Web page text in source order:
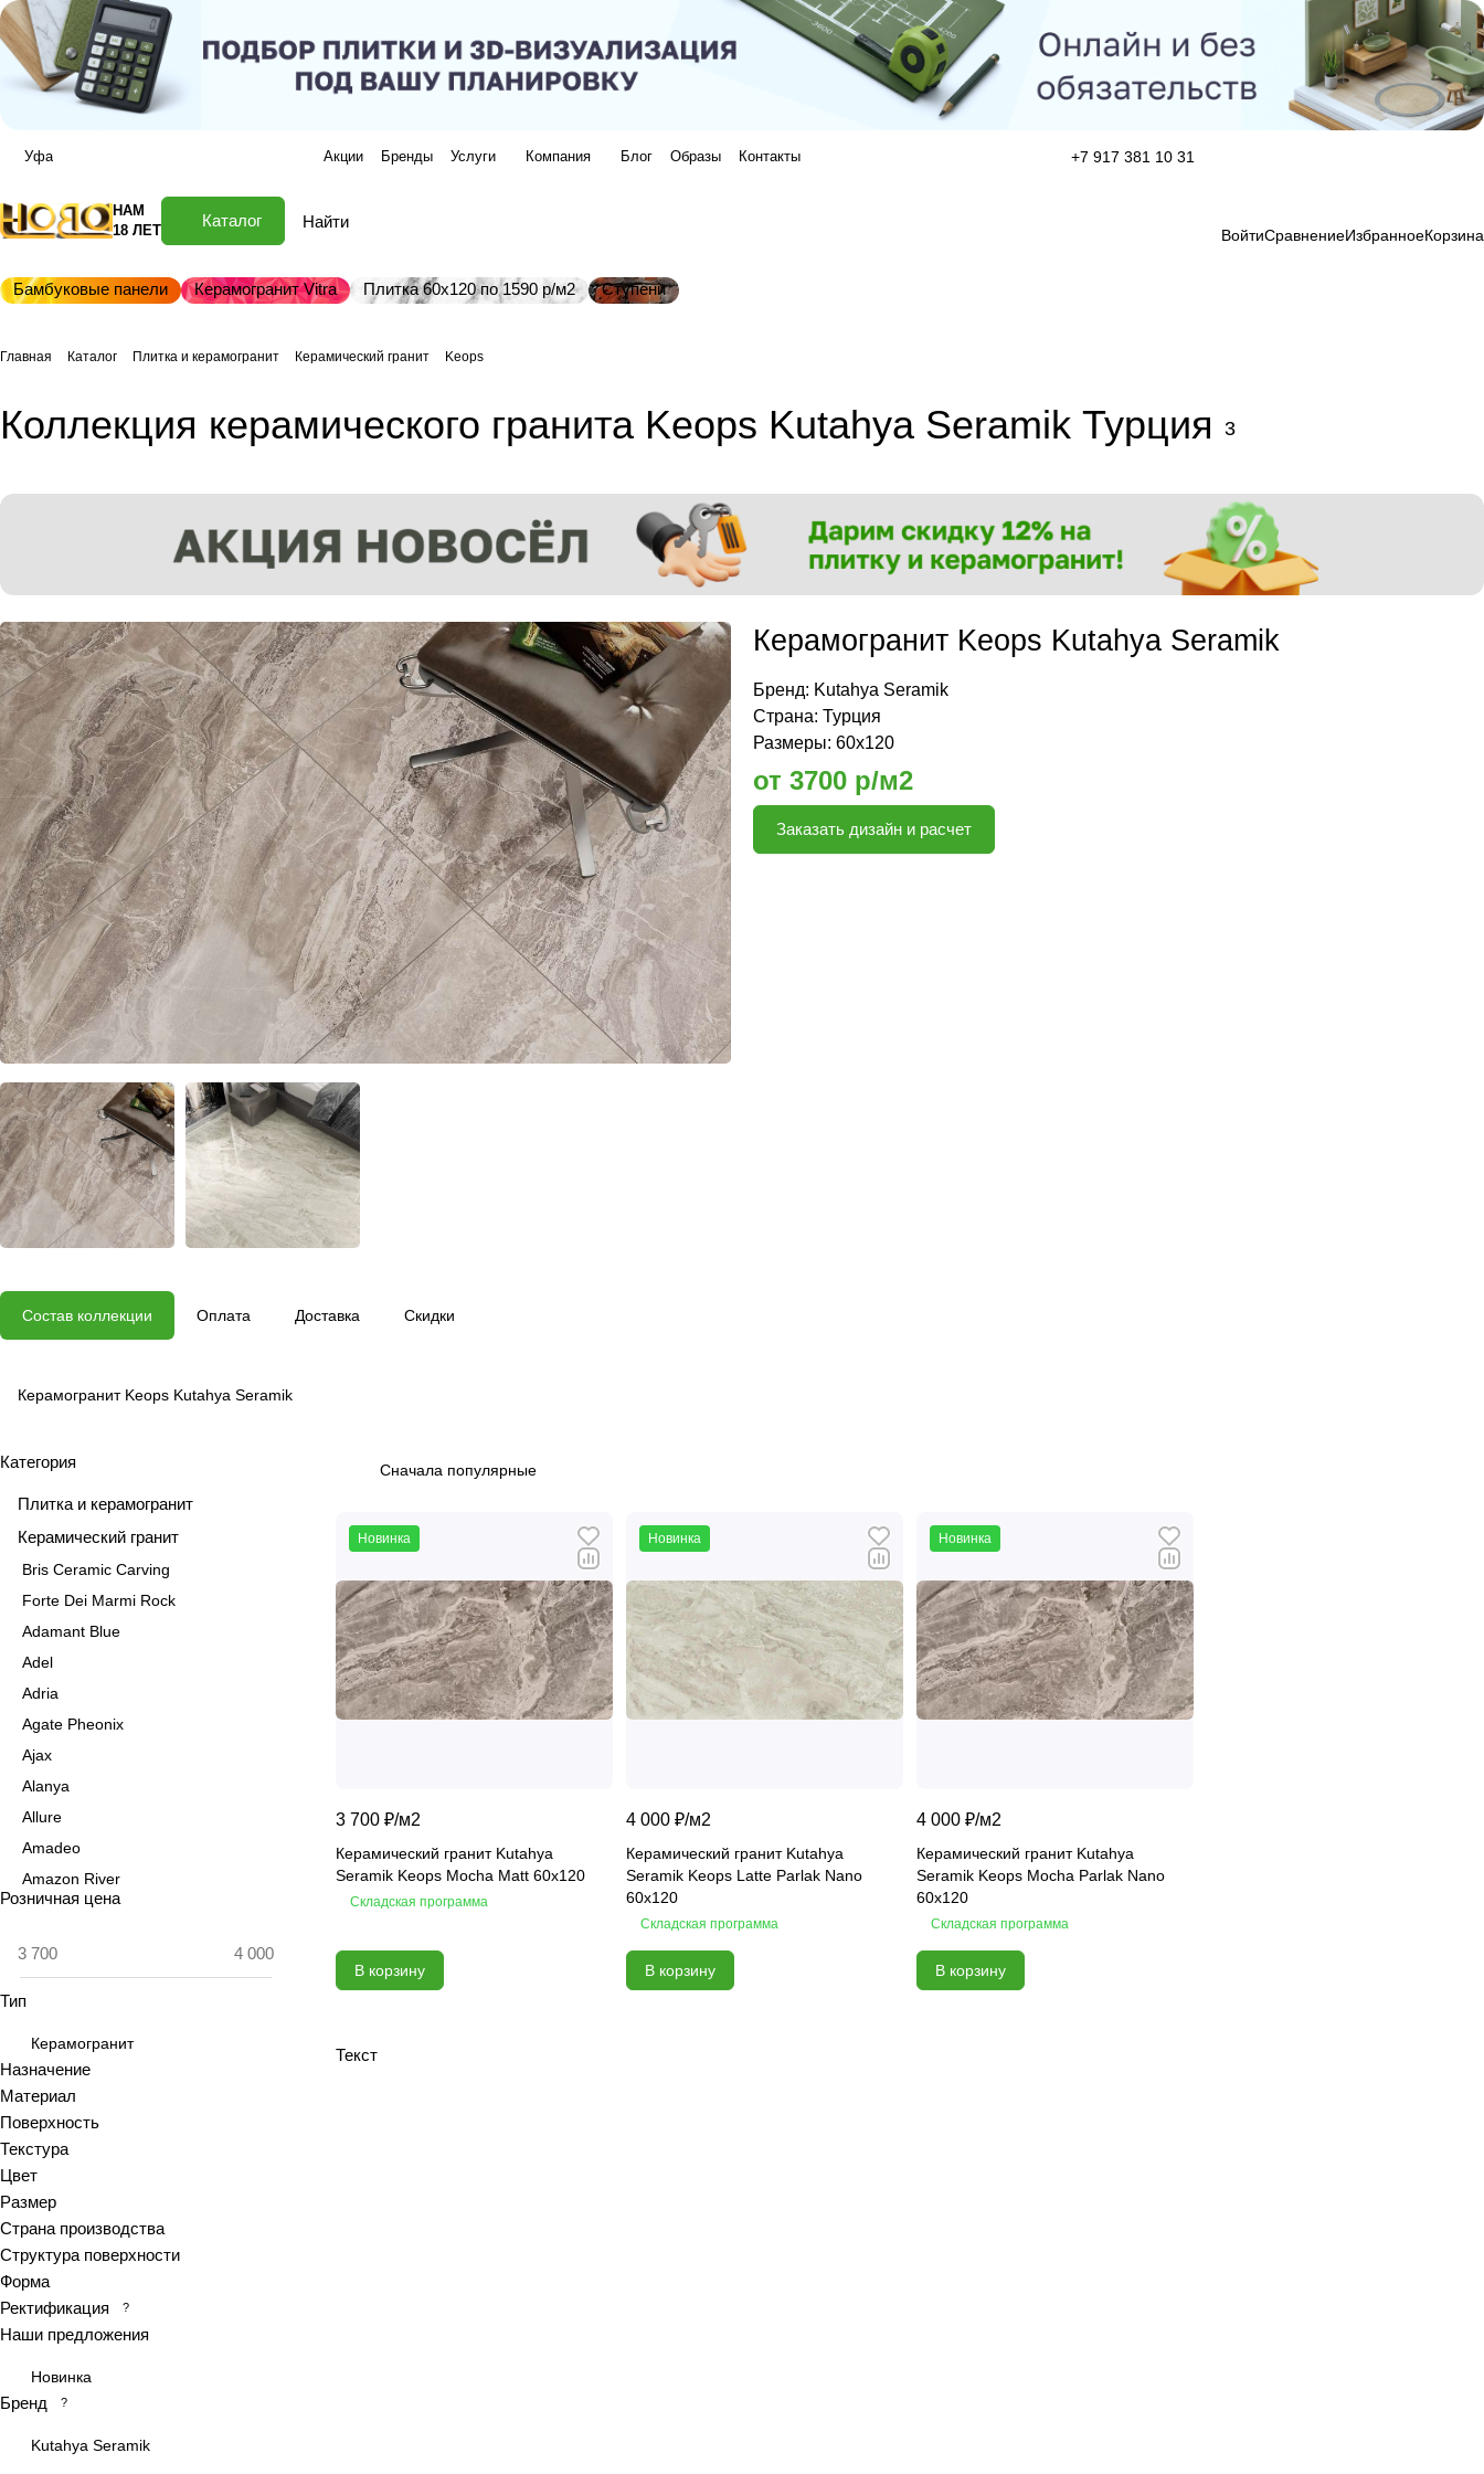
Уфа Акции Бренды Услуги Компания Блог Образы Контакты +7 917 381 10 31
НАМ
18 ЛЕТ
Каталог
ВойтиСравнениеИзбранноеКорзина
Бамбуковые панели Керамогранит Vitra Плитка 60х120 по 1590 р/м2 Ступени
Главная Каталог Плитка и керамогранит Керамический гранит Keops
Коллекция керамического гранита Keops Kutahya Seramik Турция 3
Керамогранит Keops Kutahya Seramik
Бренд: Kutahya Seramik
Страна: Турция
Размеры: 60х120
от 3700 р/м2
Заказать дизайн и расчет
Состав коллекции Оплата Доставка Скидки
Керамогранит Keops Kutahya Seramik
Сначала популярные
Новинка
3 700 ₽/м2
Керамический гранит Kutahya
Seramik Keops Mocha Matt 60x120
Складская программа
В корзину
Новинка
4 000 ₽/м2
Керамический гранит Kutahya
Seramik Keops Latte Parlak Nano
60x120
Складская программа
В корзину
Новинка
4 000 ₽/м2
Керамический гранит Kutahya
Seramik Keops Mocha Parlak Nano
60x120
Складская программа
В корзину
Текст
Категория
Плитка и керамогранит
Керамический гранит
Bris Ceramic Carving
Forte Dei Marmi Rock
Adamant Blue
Adel
Adria
Agate Pheonix
Ajax
Alanya
Allure
Amadeo
Amazon River
Amber Agate
Antiquewood
Ardesia
Arena
Argentina
Armani marble
Art
Arts
Ascot
Asher
At.Aren
At.Elite
At.Piraeus
Розничная цена
Тип
Керамогранит
Назначение
Материал
Поверхность
Текстура
Цвет
Размер
Страна производства
Структура поверхности
Форма
Ректификация
?
Наши предложения
Новинка
Бренд ?
Kutahya Seramik